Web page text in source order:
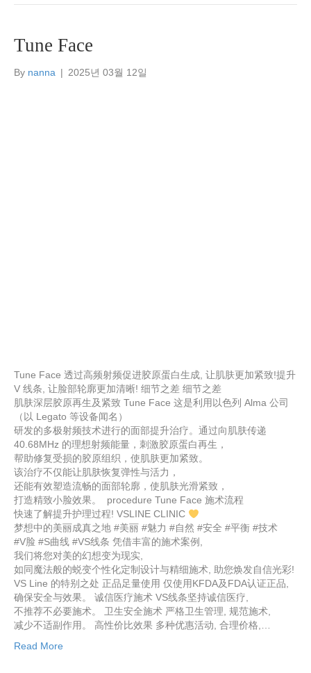
Tune Face
By nanna | 2025년 03월 12일
Tune Face 透过高频射频促进胶原蛋白生成, 让肌肤更加紧致!提升
V 线条, 让脸部轮廓更加清晰! 细节之差 细节之差
肌肤深层胶原再生及紧致 Tune Face 这是利用以色列 Alma 公司
（以 Legato 等设备闻名）
研发的多极射频技术进行的面部提升治疗。通过向肌肤传递
40.68MHz 的理想射频能量，刺激胶原蛋白再生，
帮助修复受损的胶原组织，使肌肤更加紧致。
该治疗不仅能让肌肤恢复弹性与活力，
还能有效塑造流畅的面部轮廓，使肌肤光滑紧致，
打造精致小脸效果。 procedure Tune Face 施术流程
快速了解提升护理过程! VSLINE CLINIC
梦想中的美丽成真之地 #美丽 #魅力 #自然 #安全 #平衡 #技术
#V脸 #S曲线 #VS线条 凭借丰富的施术案例,
我们将您对美的幻想变为现实,
如同魔法般的蜕变个性化定制设计与精细施术, 助您焕发自信光彩!
VS Line 的特别之处 正品足量使用 仅使用KFDA及FDA认证正品,
确保安全与效果。 诚信医疗施术 VS线条坚持诚信医疗,
不推荐不必要施术。 卫生安全施术 严格卫生管理, 规范施术,
减少不适副作用。 高性价比效果 多种优惠活动, 合理价格,…
Read More